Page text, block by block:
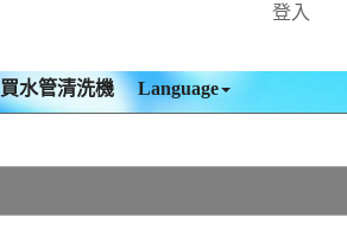
登入
買水管清洗機 Language